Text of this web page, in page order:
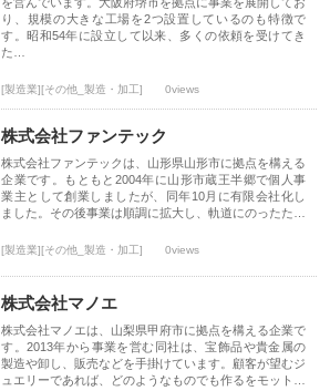
り、規模の大きな工場を2つ設置しているのも特徴で
す。昭和54年に設立して以来、多くの依頼を受けてき
た…
[製造業][その他_製造・加工] 0views
株式会社ファンテック
株式会社ファンテックは、山形県山形市に拠点を構える
企業です。もともと2004年に山形市蔵王半郷で個人事
業主として創業しましたが、同年10月に有限会社化し
ました。その後事業は順調に拡大し、軌道にのったた…
[製造業][その他_製造・加工] 0views
株式会社マノエ
株式会社マノエは、山梨県甲府市に拠点を構える企業で
す。2013年から事業を営む同社は、宝飾品や貴金属の
製造や卸し、販売などを手掛けています。顧客が望むジ
ュエリーであれば、どのようなものでも作るをモット…